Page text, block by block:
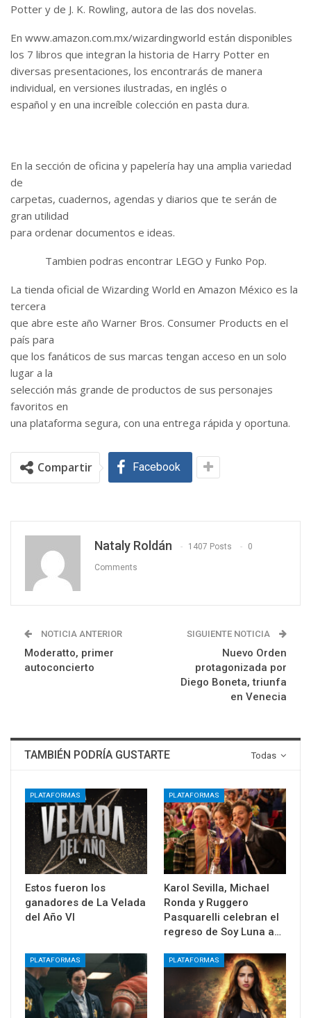
Potter y de J. K. Rowling, autora de las dos novelas.
En www.amazon.com.mx/wizardingworld están disponibles
los 7 libros que integran la historia de Harry Potter en
diversas presentaciones, los encontrarás de manera
individual, en versiones ilustradas, en inglés o
español y en una increíble colección en pasta dura.
En la sección de oficina y papelería hay una amplia variedad
de
carpetas, cuadernos, agendas y diarios que te serán de
gran utilidad
para ordenar documentos e ideas.
Tambien podras encontrar LEGO y Funko Pop.
La tienda oficial de Wizarding World en Amazon México es la
tercera
que abre este año Warner Bros. Consumer Products en el
país para
que los fanáticos de sus marcas tengan acceso en un solo
lugar a la
selección más grande de productos de sus personajes
favoritos en
una plataforma segura, con una entrega rápida y oportuna.
Compartir Facebook
Nataly Roldán 1407 Posts 0
Comments
NOTICIA ANTERIOR
Moderatto, primer
autoconcierto
SIGUIENTE NOTICIA
Nuevo Orden
protagonizada por
Diego Boneta, triunfa
en Venecia
Todas
TAMBIÉN PODRÍA GUSTARTE
PLATAFORMAS
Estos fueron los
ganadores de La Velada
del Año VI
PLATAFORMAS
Karol Sevilla, Michael
Ronda y Ruggero
Pasquarelli celebran el
regreso de Soy Luna a…
PLATAFORMAS PLATAFORMAS